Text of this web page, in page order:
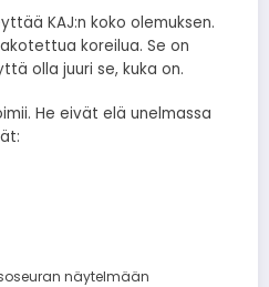
KAJ:n koko olemuksen.
koreilua. Se on
olla juuri se, kuka on.
He eivät elä unelmassa
näytelmään